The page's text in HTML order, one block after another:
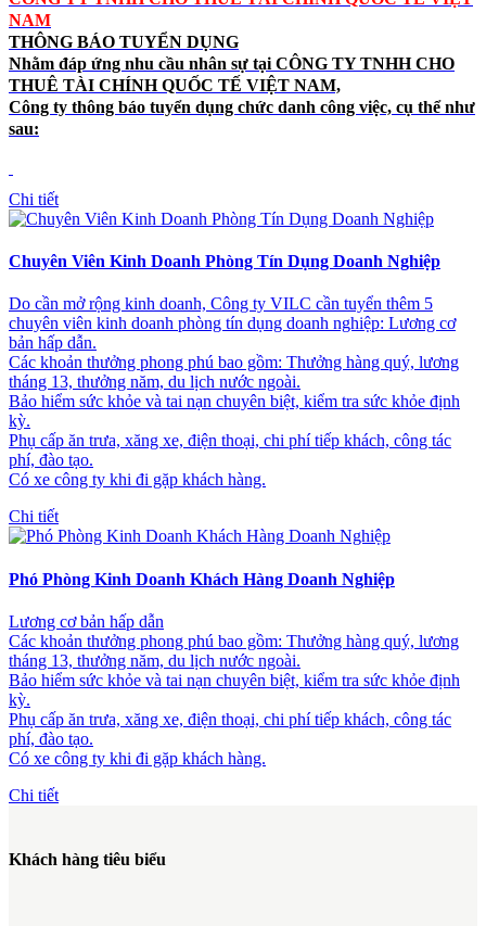
NAM
THÔNG BÁO TUYỂN DỤNG
Nhằm đáp ứng nhu cầu nhân sự tại CÔNG TYTNHHCHO
THUÊ TÀI CHÍNHQUỐC TẾ VIỆT NAM,
Công ty thông báo tuyển dụng chức danh công việc, cụ thể như
sau:
Chi tiết
Chuyên Viên Kinh Doanh Phòng Tín Dụng Doanh Nghiệp
Do cần mở rộng kinh doanh, Công ty VILC cần tuyển thêm 5
chuyên viên kinh doanh phòng tín dụng doanh nghiệp: Lương cơ
bản hấp dẫn.
Các khoản thưởng phong phú bao gồm: Thưởng hàng quý, lương
tháng 13, thưởng năm, du lịch nước ngoài.
Bảo hiểm sức khỏe và tai nạn chuyên biệt, kiểm tra sức khỏe định
kỳ.
Phụ cấp ăn trưa, xăng xe, điện thoại, chi phí tiếp khách, công tác
phí, đào tạo.
Có xe công ty khi đi gặp khách hàng.
Chi tiết
Phó Phòng Kinh Doanh Khách Hàng Doanh Nghiệp
Lương cơ bản hấp dẫn
Các khoản thưởng phong phú bao gồm: Thưởng hàng quý, lương
tháng 13, thưởng năm, du lịch nước ngoài.
Bảo hiểm sức khỏe và tai nạn chuyên biệt, kiểm tra sức khỏe định
kỳ.
Phụ cấp ăn trưa, xăng xe, điện thoại, chi phí tiếp khách, công tác
phí, đào tạo.
Có xe công ty khi đi gặp khách hàng.
Chi tiết
Khách hàng tiêu biểu